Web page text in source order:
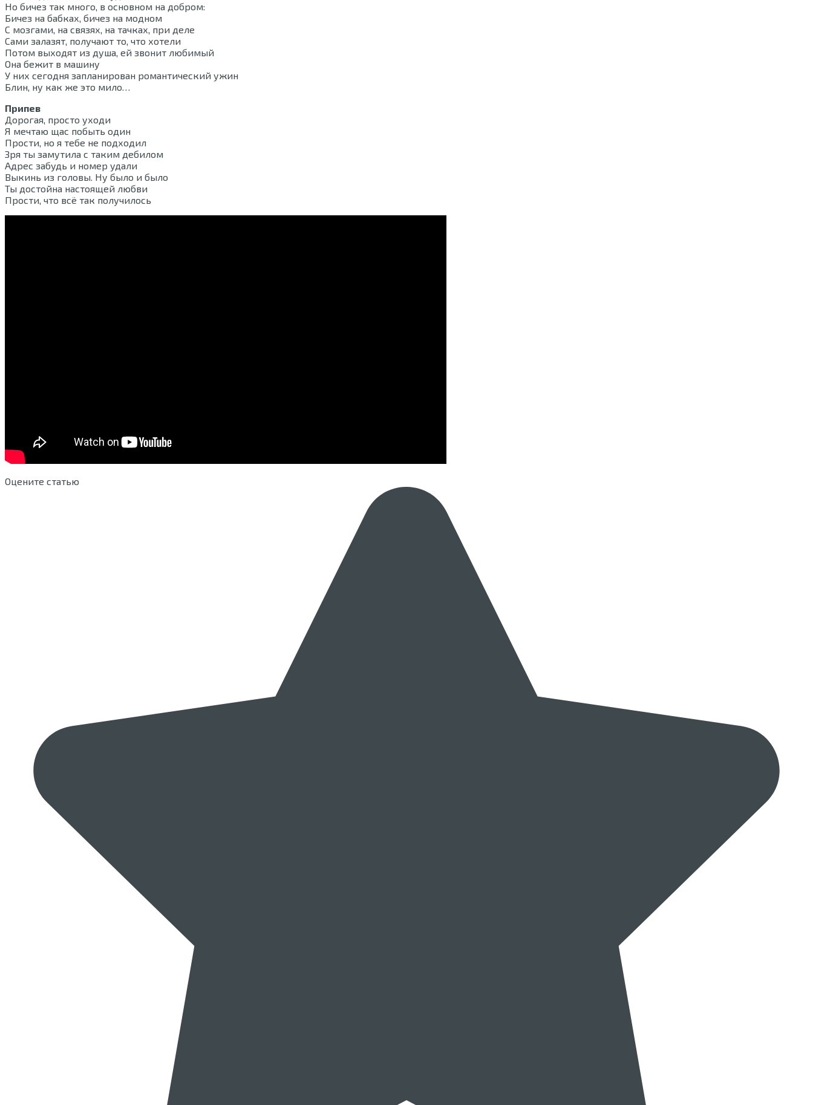
Но бичез так много, в основном на добром:
Бичез на бабках, бичез на модном
С мозгами, на связях, на тачках, при деле
Сами залазят, получают то, что хотели
Потом выходят из душа, ей звонит любимый
Она бежит в машину
У них сегодня запланирован романтический ужин
Блин, ну как же это мило…
Припев
Дорогая, просто уходи
Я мечтаю щас побыть один
Прости, но я тебе не подходил
Зря ты замутила с таким дебилом
Адрес забудь и номер удали
Выкинь из головы. Ну было и было
Ты достойна настоящей любви
Прости, что всё так получилось
Оцените статью